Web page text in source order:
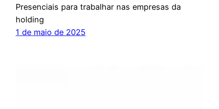
Presenciais para trabalhar nas empresas da
holding
1 de maio de 2025